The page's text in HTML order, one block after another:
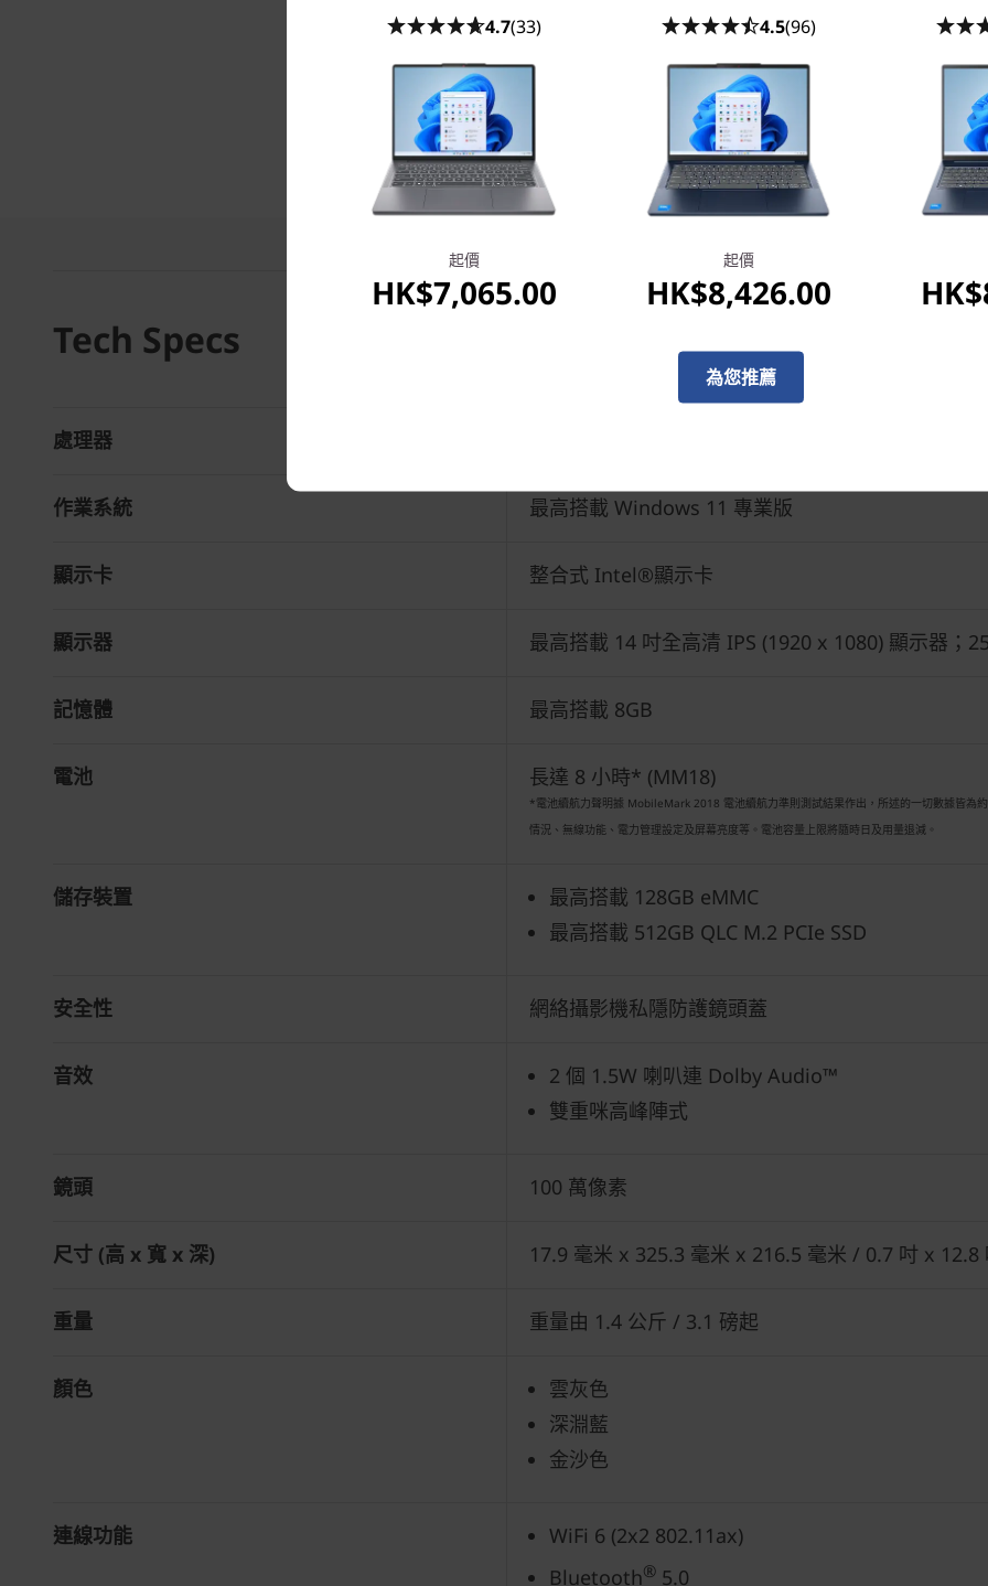
Tech Specs
處理器
作業系統 最高搭載 Windows 11 專業版
顯示卡 整合式 Intel®顯示卡
顯示器 最高搭載 14 吋全高清 IPS (1920 x 1080) 顯示器；
記憶體 最高搭載 8GB
電池 長達 8 小時* (MM18)
*電池續航力聲明據 MobileMark 2018 電池續航力準則測試結果作出，所述的一切數據皆為
情況、無線功能、電力管理設定及屏幕亮度等。電池容量上限將隨時日及用量退減。
儲存裝置
最高搭載 128GB eMMC
最高搭載 512GB QLC M.2 PCIe SSD
安全性 網絡攝影機私隱防護鏡頭蓋
音效
2 個 1.5W 喇叭連 Dolby Audio™
雙重咪高峰陣式
鏡頭 100 萬像素
尺寸 (高 x 寬 x 深) 17.9 毫米 x 325.3 毫米 x 216.5 毫米 / 0.7 吋 x
重量 重量由 1.4 公斤 / 3.1 磅起
顏色
雲灰色
深淵藍
金沙色
連線功能
WiFi 6 (2x2 802.11ax)
Bluetooth®5.0
4.7(33)
起價
HK$7,065.00
4.5(96)
起價
HK$8,426.00
為您推薦